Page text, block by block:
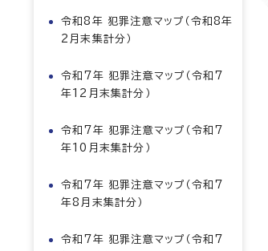
令和8年 犯罪注意マップ（令和8年
2月末集計分）
令和7年 犯罪注意マップ（令和7
年12月末集計分）
令和7年 犯罪注意マップ（令和7
年10月末集計分）
令和7年 犯罪注意マップ（令和7
年8月末集計分）
令和7年 犯罪注意マップ（令和7